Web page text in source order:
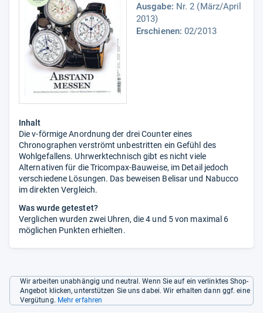
Ausgabe: Nr. 2 (März/April
2013)
Erschienen: 02/2013
Inhalt
Die v-förmige Anordnung der drei Counter eines
Chronographen verströmt unbestritten ein Gefühl des
Wohlgefallens. Uhrwerktechnisch gibt es nicht viele
Alternativen für die Tricompax-Bauweise, im Detail jedoch
verschiedene Lösungen. Das beweisen Belisar und Nabucco
im direkten Vergleich.
Was wurde getestet?
Verglichen wurden zwei Uhren, die 4 und 5 von maximal 6
möglichen Punkten erhielten.
Wir arbeiten unabhängig und neutral. Wenn Sie auf ein verlinktes Shop-
Angebot klicken, unterstützen Sie uns dabei. Wir erhalten dann ggf. eine
Vergütung. Mehr erfahren